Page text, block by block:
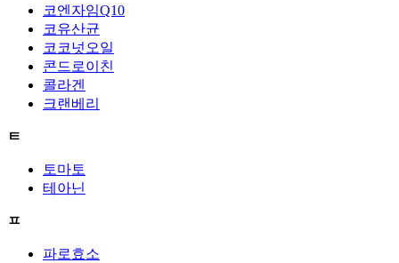
코엔자임Q10
코유산균
코코넛오일
콘드로이친
콜라겐
크랜베리
ㅌ
토마토
테아닌
ㅍ
파로효소